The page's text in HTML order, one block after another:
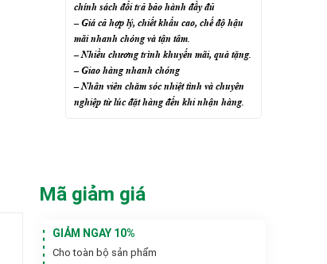
chính sách đổi trả bảo hành đầy đủ
– Giá cả hợp lý, chiết khấu cao, chế độ hậu
mãi nhanh chóng và tận tâm.
– Nhiều chương trình khuyến mãi, quà tặng.
– Giao hàng nhanh chóng
– Nhân viên chăm sóc nhiệt tình và chuyên
nghiệp từ lúc đặt hàng đến khi nhận hàng.
Mã giảm giá
GIẢM NGAY 10%
Cho toàn bộ sản phẩm